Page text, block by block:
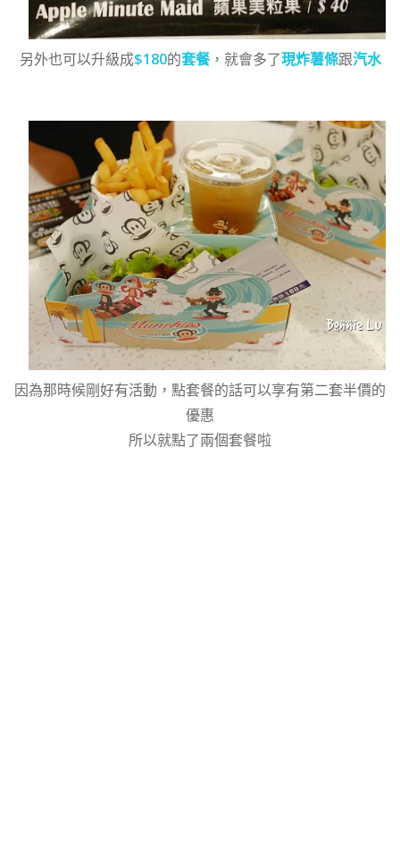
另外也可以升級成$180的套餐，就會多了現炸薯條跟汽水
因為那時候剛好有活動，點套餐的話可以享有第二套半價的
優惠
所以就點了兩個套餐啦